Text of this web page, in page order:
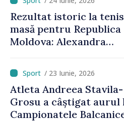
europeană
Rezultat istoric la
masă pentru Republica
Moldova: Alexandra
de bronz la
Europene/ 23 Iunie, 2026
Atleta Andreea Stavila-
Grosu a câștigat aurul
Campionatele